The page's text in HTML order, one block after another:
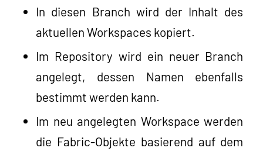
In diesen Branch wird der Inhalt des
aktuellen Workspaces kopiert.
Im Repository wird ein neuer Branch
angelegt, dessen Namen ebenfalls
bestimmt werden kann.
Im neu angelegten Workspace werden
die Fabric-Objekte basierend auf dem